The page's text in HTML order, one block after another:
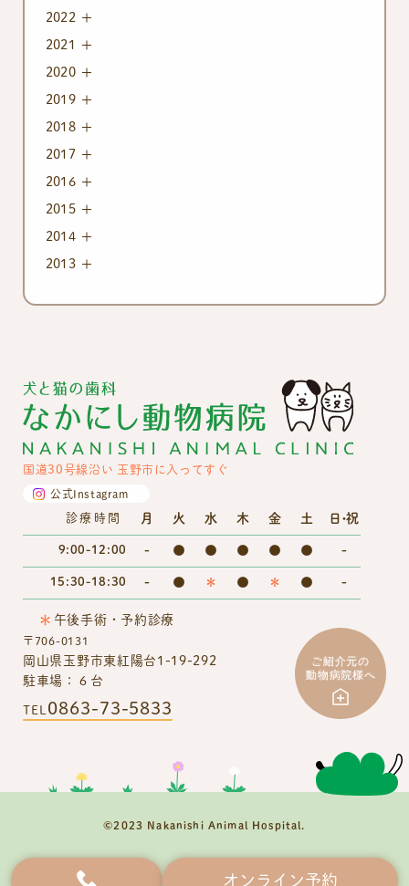
2022
2021
2020
2019
2018
2017
2016
2015
2014
2013
オンライン予約
国道30号線沿い 玉野市に入ってすぐ
公式Instagram
〒706-0131
岡山県玉野市東紅陽台1-19-292
駐車場：６台
TEL0863-73-5833
診療時間 月 火 水 木 金 土 日・祝
9:00-12:00 - ● ● ● ● ● -
15:30-18:30 - ● ＊ ● ＊ ● -
＊ 午後手術・予約診療
©2023 Nakanishi Animal Hospital.